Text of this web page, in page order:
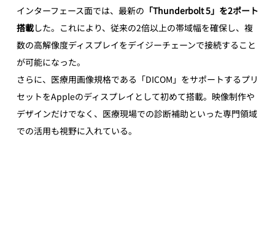
インターフェース面では、最新の 「Thunderbolt 5」を2ポート
搭載した。これにより、従来の2倍以上の帯域幅を確保し、複
数の高解像度ディスプレイをデイジーチェーンで接続すること
が可能になった。
さらに、医療用画像規格である「DICOM」をサポートするプリ
セットをAppleのディスプレイとして初めて搭載。映像制作や
デザインだけでなく、医療現場での診断補助といった専門領域
での活用も視野に入れている。